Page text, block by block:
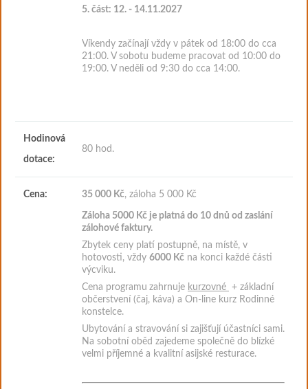
5. část: 12. - 14.11.2027
Víkendy začínají vždy v pátek od 18:00 do cca
21:00. V sobotu budeme pracovat od 10:00 do
19:00. V neděli od 9:30 do cca 14:00.
Hodinová
dotace:
80 hod.
Cena: 35 000 Kč, záloha 5 000 Kč
Záloha 5000 Kč je platná do 10 dnů od zaslání
zálohové faktury.
Zbytek ceny platí postupně, na místě, v
hotovosti, vždy 6000 Kč na konci každé části
výcviku.
Cena programu zahrnuje kurzovné + základní
občerstvení (čaj, káva) a On-line kurz Rodinné
konstelce.
Ubytování a stravování si zajišťují účastníci sami.
Na sobotní oběd zajedeme společně do blízké
velmi příjemné a kvalitní asijské resturace.